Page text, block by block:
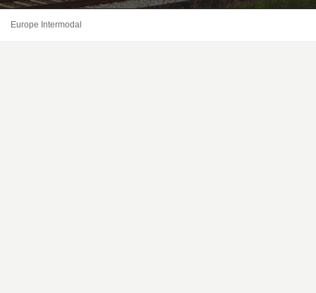
Europe Intermodal